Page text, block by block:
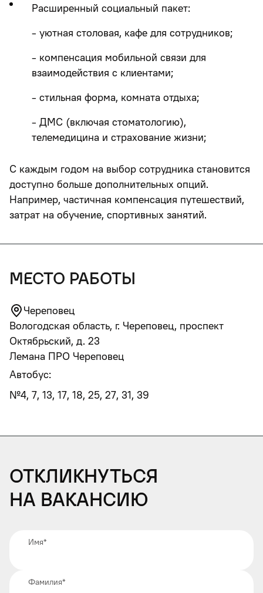
Расширенный социальный пакет:
- уютная столовая, кафе для сотрудников;
- компенсация мобильной связи для
взаимодействия с клиентами;
- стильная форма, комната отдыха;
- ДМС (включая стоматологию),
телемедицина и страхование жизни;
С каждым годом на выбор сотрудника становится
доступно больше дополнительных опций.
Например, частичная компенсация путешествий,
затрат на обучение, спортивных занятий.
место работы
Череповец
Вологодская область, г. Череповец, проспект
Октябрьский, д. 23
Лемана ПРО Череповец
Автобус:
№4, 7, 13, 17, 18, 25, 27, 31, 39
Откликнуться
на вакансию
Имя*
Фамилия*